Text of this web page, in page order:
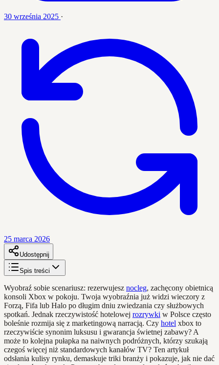
30 września 2025 ·
25 marca 2026
Udostępnij
Spis treści
Wyobraź sobie scenariusz: rezerwujesz nocleg, zachęcony obietnicą
konsoli Xbox w pokoju. Twoja wyobraźnia już widzi wieczory z
Forzą, Fifa lub Halo po długim dniu zwiedzania czy służbowych
spotkań. Jednak rzeczywistość hotelowej rozrywki w Polsce często
boleśnie rozmija się z marketingową narracją. Czy hotel xbox to
rzeczywiście synonim luksusu i gwarancja świetnej zabawy? A
może to kolejna pułapka na naiwnych podróżnych, którzy szukają
czegoś więcej niż standardowych kanałów TV? Ten artykuł
odsłania kulisy rynku, demaskuje triki branży i pokazuje, jak nie dać